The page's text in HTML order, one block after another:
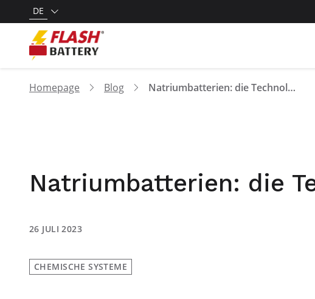
DE
Homepage Blog Natriumbatterien: die Technologie der Zukunft?
Natriumbatterien: die
26 JULI 2023
CHEMISCHE SYSTEME